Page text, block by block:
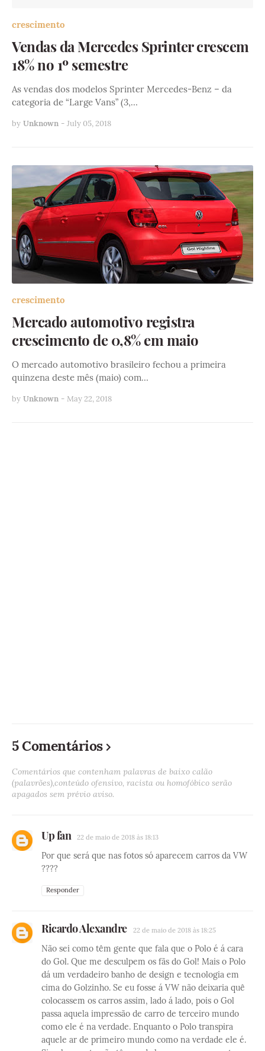
crescimento
Vendas da Mercedes Sprinter crescem
18% no 1º semestre
As vendas dos modelos Sprinter Mercedes-Benz – da
categoria de “Large Vans” (3,…
by Unknown - July 05, 2018
crescimento
Mercado automotivo registra
crescimento de 0,8% em maio
O mercado automotivo brasileiro fechou a primeira
quinzena deste mês (maio) com…
by Unknown - May 22, 2018
5 Comentários
Comentários que contenham palavras de baixo calão
(palavrões),conteúdo ofensivo, racista ou homofóbico serão
apagados sem prévio aviso.
Up fan 22 de maio de 2018 às 18:13
Por que será que nas fotos só aparecem carros da VW
????
Responder
Ricardo Alexandre 22 de maio de 2018 às 18:25
Não sei como têm gente que fala que o Polo é á cara
do Gol. Que me desculpem os fãs do Gol! Mais o Polo
dá um verdadeiro banho de design e tecnologia em
cima do Golzinho. Se eu fosse á VW não deixaria quê
colocassem os carros assim, lado á lado, pois o Gol
passa aquela impressão de carro de terceiro mundo
como ele é na verdade. Enquanto o Polo transpira
aquele ar de primeiro mundo como na verdade ele é.